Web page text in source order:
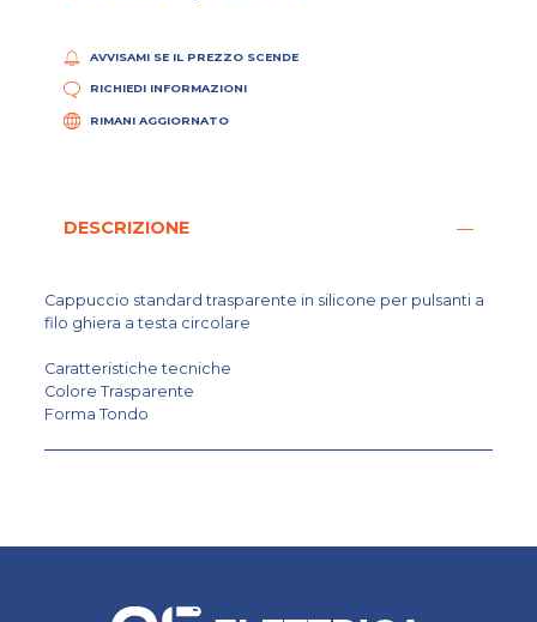
AVVISAMI SE IL PREZZO SCENDE
RICHIEDI INFORMAZIONI
RIMANI AGGIORNATO
DESCRIZIONE
Cappuccio standard trasparente in silicone per pulsanti a
filo ghiera a testa circolare
Caratteristiche tecniche
Colore Trasparente
Forma Tondo